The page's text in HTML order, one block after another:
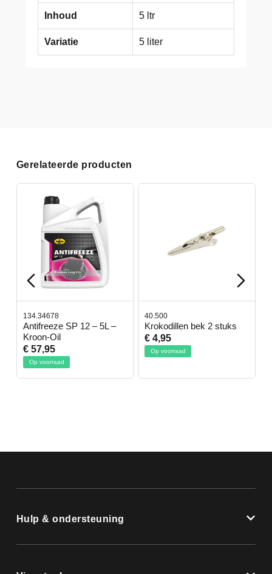
Inhoud 5 ltr
Variatie 5 liter
Gerelateerde producten
134.34678
Antifreeze SP 12 – 5L –
Kroon-Oil
€ 57,95
Op voorraad
40.500
Krokodillen bek 2 stuks
€ 4,95
Op voorraad
Hulp & ondersteuning